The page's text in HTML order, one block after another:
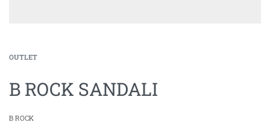
OUTLET
B ROCK SANDALI
B ROCK